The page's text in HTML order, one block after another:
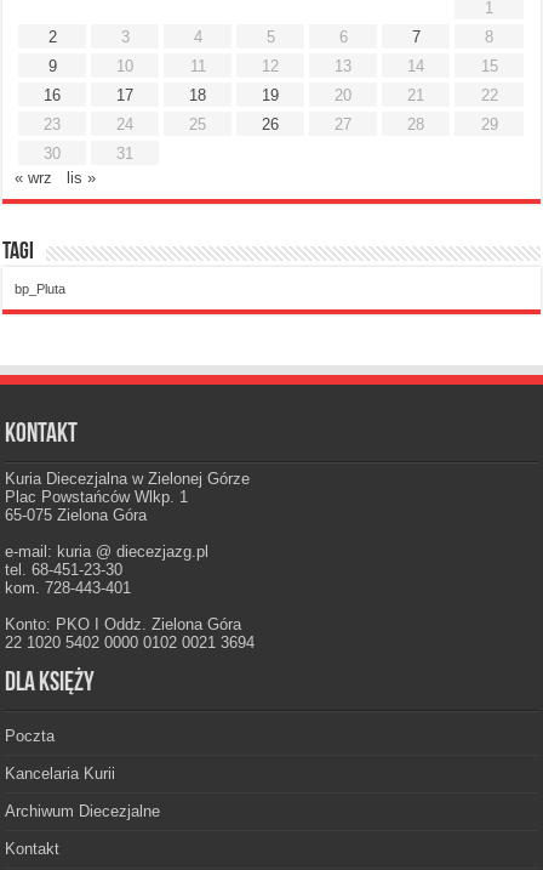
1
2
3 4 5 6 7
8
9
10 11 12 13 14
15
16
17 18 19 20 21
22
23
24 25 26 27 28
29
30
31
« wrz
lis »
Tagi
bp_Pluta
Kontakt
Kuria Diecezjalna w Zielonej Górze
Plac Powstańców Wlkp. 1
65-075 Zielona Góra
e-mail: kuria @ diecezjazg.pl
tel. 68-451-23-30
kom. 728-443-401
Konto: PKO I Oddz. Zielona Góra
22 1020 5402 0000 0102 0021 3694
Dla księży
Poczta
Kancelaria Kurii
Archiwum Diecezjalne
Kontakt